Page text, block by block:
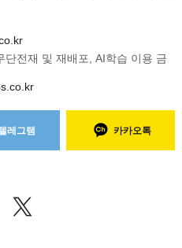
전재 및 재배포, AI학습 이용 금
레그램 카카오톡
트위
터로